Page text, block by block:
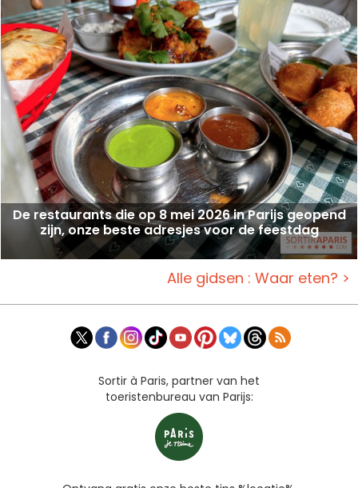
De restaurants die op 8 mei 2026 in Parijs geopend
zijn, onze beste adresjes voor de feestdag
Alle gidsen : Waar eten? >
Sortir à Paris, partner van het
toeristenbureau van Parijs: